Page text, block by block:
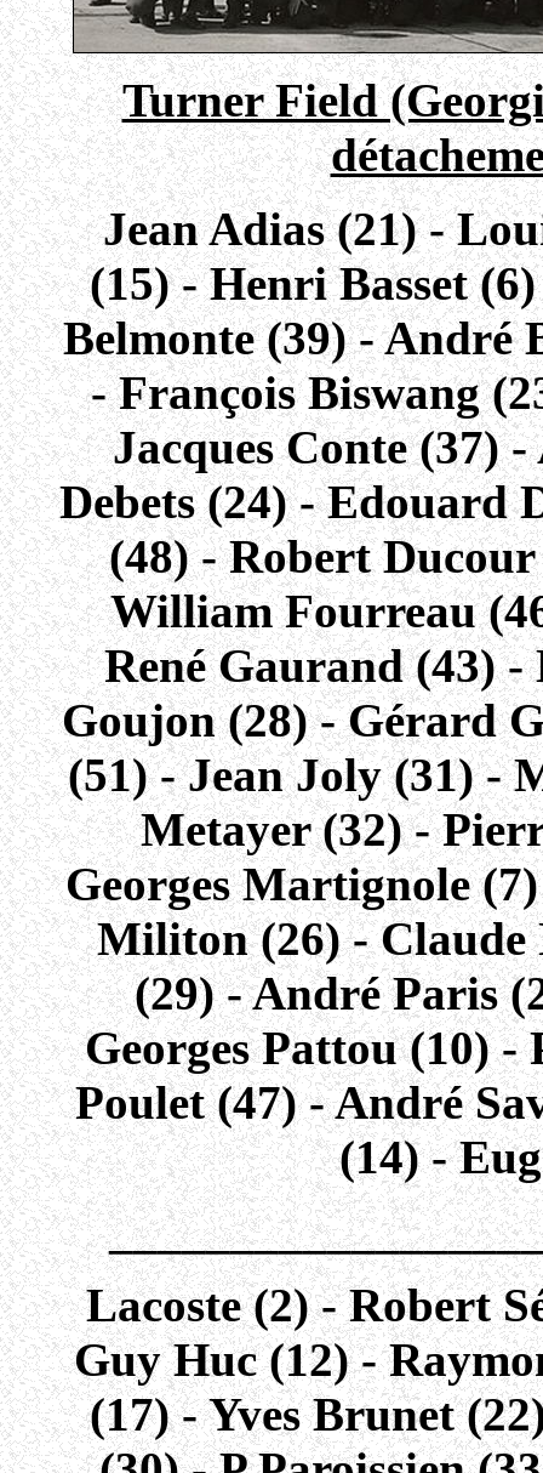
Turner Field
Jean Adias (21) -
(15) - Henri Basset
Belmonte (39) - André
- François Biswang
Jacques Conte (37)
Debets (24) - Edouard
(48) - Robert
William Fourreau
René Gaurand (43)
Goujon (28) - Gérard
(51) - Jean Joly (31) -
Metayer (32) -
Georges Martignole
Militon (26) - Claude
(29) - André Paris
Georges Pattou (10)
Poulet (47) - André
(14) -
Lacoste (2) - Robert
Guy Huc (12) -
(17) - Yves Brunet